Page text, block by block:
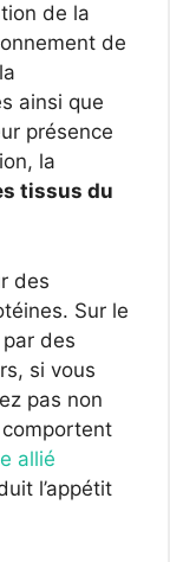
de la
de
ainsi que
présence
la
tissus du
des
Sur le
des
si vous
pas non
allié
l’appétit